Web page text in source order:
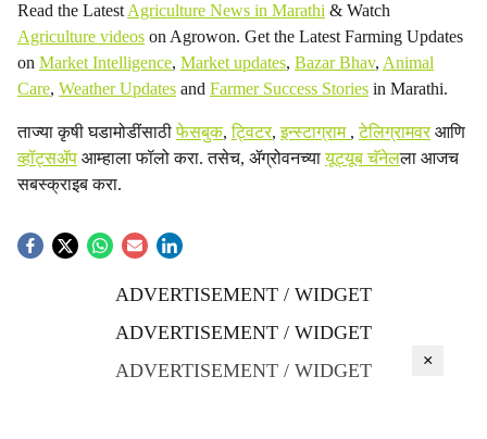
Read the Latest Agriculture News in Marathi & Watch
Agriculture videos on Agrowon. Get the Latest Farming Updates
on Market Intelligence, Market updates, Bazar Bhav, Animal
Care, Weather Updates and Farmer Success Stories in Marathi.
ताज्या कृषी घडामोडींसाठीफेसबुक,ट्विटर,इन्स्टाग्राम ,टेलिग्रामवरआणि
व्हॉट्सॲप आम्हाला फॉलो करा. तसेच, ॲग्रोवनच्यायूट्यूब चॅनेलला आजच
सबस्क्राइब करा.
ADVERTISEMENT / WIDGET
ADVERTISEMENT / WIDGET
ADVERTISEMENT / WIDGET
×